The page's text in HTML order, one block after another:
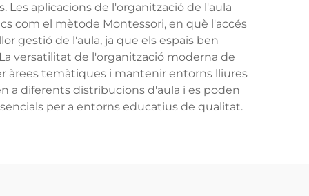
aplicacions de l'organització de l'aula
com el mètode Montessori, en què l'accés
gestió de l'aula, ja que els espais ben
versatilitat de l'organització moderna de
àrees temàtiques i mantenir entorns lliures
a diferents distribucions d'aula i es poden
per a entorns educatius de qualitat.